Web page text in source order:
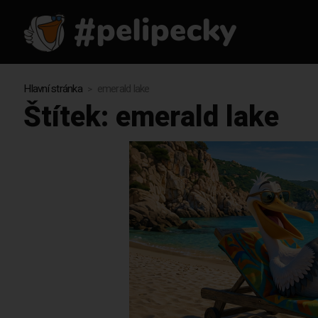
Hlavní stránka emerald lake
Štítek: emerald lake